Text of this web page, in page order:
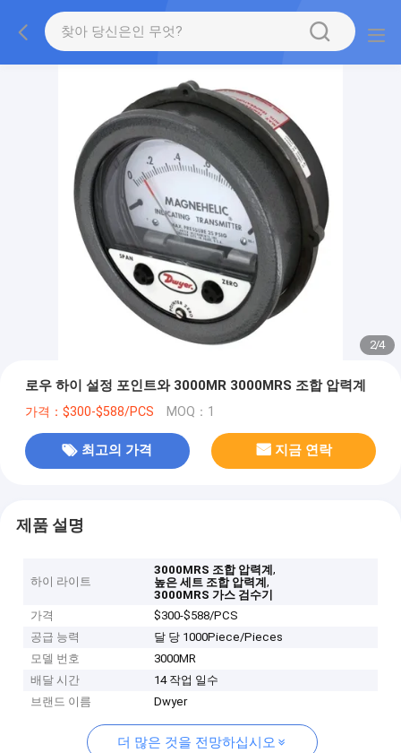
2/4
로우 하이 설정 포인트와 3000MR 3000MRS 조합 압력계
가격：$300-$588/PCS MOQ：1
최고의 가격 지금 연락
제품 설명
하이 라이트
3000MRS 조합 압력계,
높은 세트 조합 압력계,
3000MRS 가스 검수기
가격
$300-$588/PCS
공급 능력
달 당 1000Piece/Pieces
모델 번호
3000MR
배달 시간
14 작업 일수
브랜드 이름
Dwyer
더 많은 것을 전망하십시오